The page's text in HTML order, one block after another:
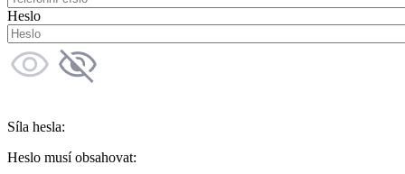
Heslo
Síla hesla:
Heslo musí obsahovat: